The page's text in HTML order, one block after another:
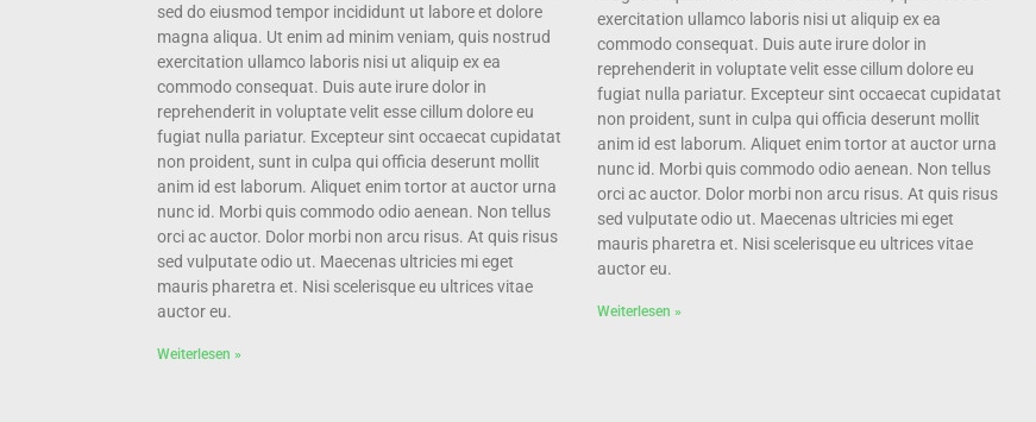
sed do eiusmod tempor incididunt ut labore et dolore
magna aliqua. Ut enim ad minim veniam, quis nostrud
exercitation ullamco laboris nisi ut aliquip ex ea
commodo consequat. Duis aute irure dolor in
reprehenderit in voluptate velit esse cillum dolore eu
fugiat nulla pariatur. Excepteur sint occaecat cupidatat
non proident, sunt in culpa qui officia deserunt mollit
anim id est laborum. Aliquet enim tortor at auctor urna
nunc id. Morbi quis commodo odio aenean. Non tellus
orci ac auctor. Dolor morbi non arcu risus. At quis risus
sed vulputate odio ut. Maecenas ultricies mi eget
mauris pharetra et. Nisi scelerisque eu ultrices vitae
auctor eu.
Weiterlesen »
exercitation ullamco laboris nisi ut aliquip ex ea
commodo consequat. Duis aute irure dolor in
reprehenderit in voluptate velit esse cillum dolore eu
fugiat nulla pariatur. Excepteur sint occaecat cupidatat
non proident, sunt in culpa qui officia deserunt mollit
anim id est laborum. Aliquet enim tortor at auctor urna
nunc id. Morbi quis commodo odio aenean. Non tellus
orci ac auctor. Dolor morbi non arcu risus. At quis risus
sed vulputate odio ut. Maecenas ultricies mi eget
mauris pharetra et. Nisi scelerisque eu ultrices vitae
auctor eu.
Weiterlesen »